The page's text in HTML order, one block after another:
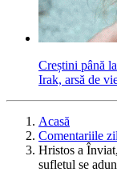
Creștini până
Irak, arsă de
Acasă
Comentariile
Hristos a
sufletul se